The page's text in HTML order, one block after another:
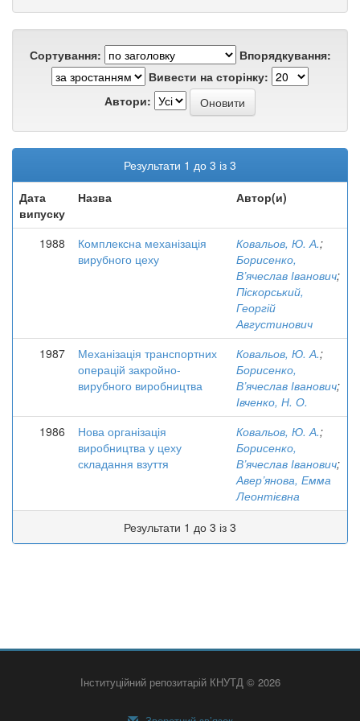
Сортування:
Впорядкування:
Вивести на сторінку:
Автори:
Результати 1 до 3 із 3
Дата
випуску
Назва Автор(и)
1988
Комплексна механізація
вирубного цеху
Ковальов, Ю. А.;
Борисенко,
В’ячеслав Іванович;
Піскорський,
Георгій
Августинович
1987
Механізація транспортних
операцій закройно-
вирубного виробництва
Ковальов, Ю. А.;
Борисенко,
В’ячеслав Іванович;
Івченко, Н. О.
1986
Нова організація
виробництва у цеху
складання взуття
Ковальов, Ю. А.;
Борисенко,
В’ячеслав Іванович;
Авер’янова, Емма
Леонтієвна
Результати 1 до 3 із 3
Інституційний репозитарій КНУТД © 2026